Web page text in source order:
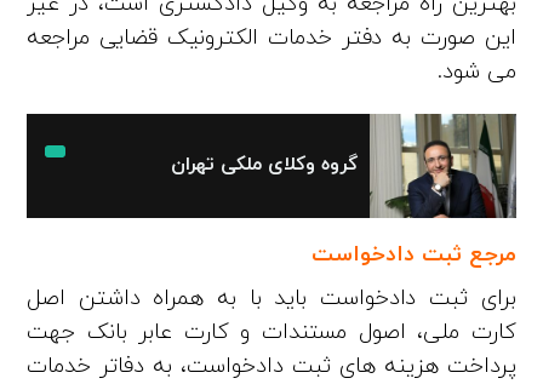
این صورت به دفتر خدمات الکترونیک قضایی مراجعه
می شود.
گروه وکلای ملکی تهران
مرجع ثبت دادخواست
برای ثبت دادخواست باید با به همراه داشتن اصل
کارت ملی، اصول مستندات و کارت عابر بانک جهت
پرداخت هزینه های ثبت دادخواست، به دفاتر خدمات